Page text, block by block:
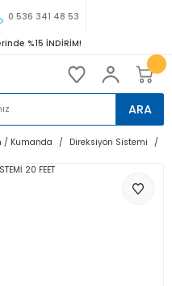
0 536 341 48 53
%15 İNDİRİM!
ARA
/ Kumanda Direksiyon Sistemi